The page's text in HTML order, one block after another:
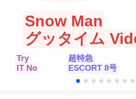
Snow Man
グッタイム
超特急
ESCORT 8号
Try
IT No